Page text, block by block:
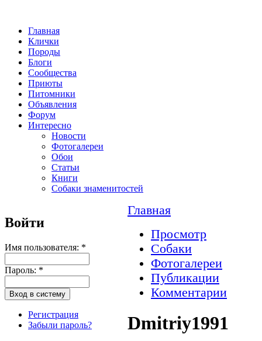
Главная
Клички
Породы
Блоги
Сообщества
Приюты
Питомники
Объявления
Форум
Интересно
Новости
Фотогалереи
Обои
Статьи
Книги
Собаки знаменитостей
Войти
Имя пользователя: *
Пароль: *
Регистрация
Забыли пароль?
Главная
Просмотр
Собаки
Фотогалереи
Публикации
Комментарии
Dmitriy1991